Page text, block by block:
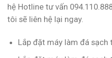
hệ Hotline tư vấn
tôi sẽ liên hệ lại ngay.
Lắp đặt máy làm đá sạch